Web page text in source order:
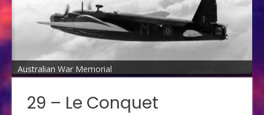
Australian War Memorial
29 – Le Conquet